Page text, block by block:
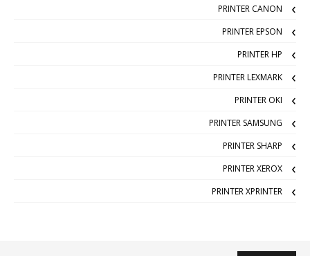
PRINTER CANON
PRINTER EPSON
PRINTER HP
PRINTER LEXMARK
PRINTER OKI
PRINTER SAMSUNG
PRINTER SHARP
PRINTER XEROX
PRINTER XPRINTER